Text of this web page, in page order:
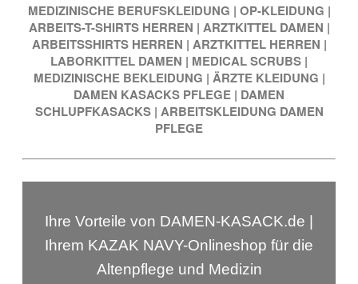
MEDIZINISCHE BERUFSKLEIDUNG | OP-KLEIDUNG |
ARBEITS-T-SHIRTS HERREN | ARZTKITTEL DAMEN |
ARBEITSSHIRTS HERREN | ARZTKITTEL HERREN |
LABORKITTEL DAMEN | MEDICAL SCRUBS |
MEDIZINISCHE BEKLEIDUNG | ÄRZTE KLEIDUNG |
DAMEN KASACKS PFLEGE | DAMEN
SCHLUPFKASACKS | ARBEITSKLEIDUNG DAMEN
PFLEGE
Ihre Vorteile von DAMEN-KASACK.de |
Ihrem KAZAK NAVY-Onlineshop für die
Altenpflege und Medizin